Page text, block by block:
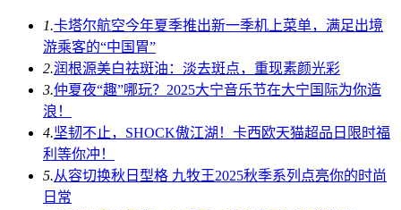
1.卡塔尔航空今年夏季推出新一季机上菜单，满足出境
游乘客的“中国胃”
2.润根源美白祛斑油：淡去斑点，重现素颜光彩
3.仲夏夜“趣”哪玩？2025大宁音乐节在大宁国际为你造
浪！
4.坚韧不止，SHOCK傲江湖！卡西欧天猫超品日限时福
利等你冲！
5.从容切换秋日型格 九牧王2025秋季系列点亮你的时尚
日常